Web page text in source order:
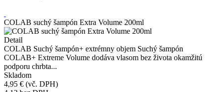
COLAB suchý šampón Extra Volume 200ml
Detail
COLAB Suchý šampón+ extrémny objem Suchý šampón
COLAB+ Extreme Volume dodáva vlasom bez života okamžitú
podporu chrbta...
Skladom
4,95 € (vč. DPH)